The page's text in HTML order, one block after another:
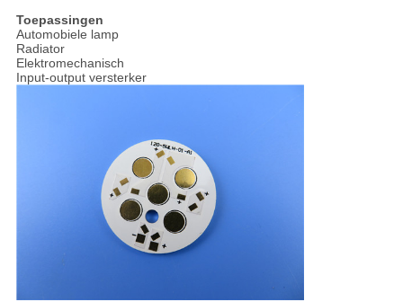
Toepassingen
Automobiele lamp
Radiator
Elektromechanisch
Input-output versterker